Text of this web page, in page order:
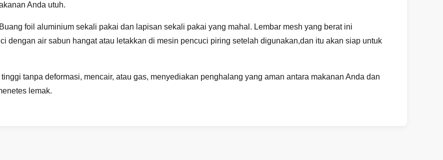
Anda utuh.
Buang foil aluminium sekali pakai dan lapisan sekali pakai yang mahal. Lembar mesh yang berat ini
dengan air sabun hangat atau letakkan di mesin pencuci piring setelah digunakan,dan itu akan siap untuk
tanpa deformasi, mencair, atau gas, menyediakan penghalang yang aman antara makanan Anda dan
lemak.